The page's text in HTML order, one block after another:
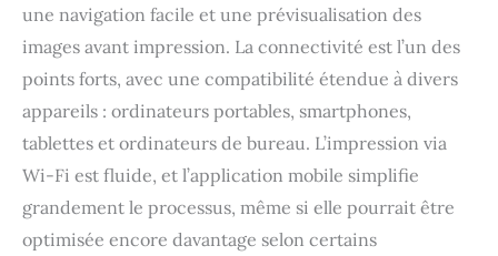
Créez des impressions
personnalisées avec des
tampons, des filtres, des
revêtements avec des
motifs et des liens pour
le partage avec des codes
QR imprimés. Design
élégant et compact :
profitez de la simplicité
de cette imprimante
photo aux dimensions
une navigation facile et une prévisualisation des
images avant impression. La connectivité est l’un des
points forts, avec une compatibilité étendue à divers
appareils : ordinateurs portables, smartphones,
tablettes et ordinateurs de bureau. L’impression via
Wi-Fi est fluide, et l’application mobile simplifie
grandement le processus, même si elle pourrait être
optimisée encore davantage selon certains